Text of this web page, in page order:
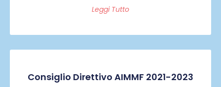
Leggi Tutto
Consiglio Direttivo AIMMF 2021-2023